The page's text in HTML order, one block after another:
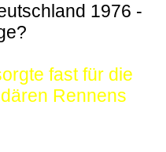
1976 -
fast für die
Rennens